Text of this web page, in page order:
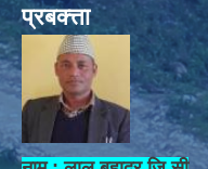
प्रबक्त्ता